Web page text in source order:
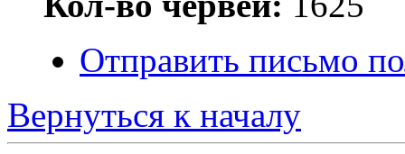
Отправить письмо
Вернуться к началу